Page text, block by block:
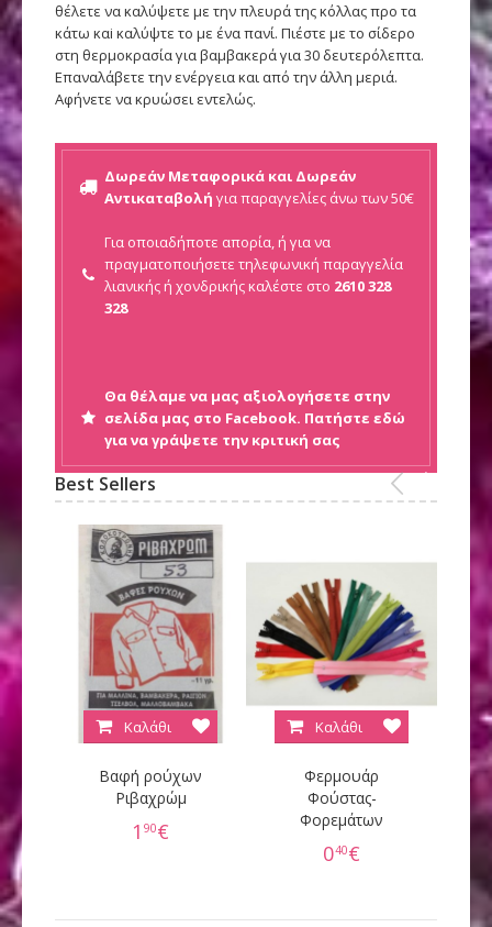
θέλετε να καλύψετε με την πλευρά της κόλλας προ τα
κάτω καi καλύψτε το με ένα πανί. Πιέστε με το σίδερο
στη θερμοκρασία για βαμβακερά για 30 δευτερόλεπτα.
Επαναλάβετε την ενέργεια και από την άλλη μεριά.
Αφήνετε να κρυώσει εντελώς.
Δωρεάν Μεταφορικά και Δωρεάν
Αντικαταβολή για παραγγελίες άνω των 50€
Για οποιαδήποτε απορία, ή για να
πραγματοποιήσετε τηλεφωνική παραγγελία
λιανικής ή χονδρικής καλέστε στο 2610 328
328
Θα θέλαμε να μας αξιολογήσετε στην
σελίδα μας στο Facebook. Πατήστε εδώ
για να γράψετε την κριτική σας
Best Sellers
Βαφή ρούχων
Ριβαχρώμ
1 90€
Καλάθι
Φερμουάρ
Φούστας-
Φορεμάτων
040€
Καλάθι